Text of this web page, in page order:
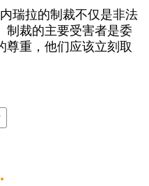
瑞拉的制裁不仅是非法
制裁的主要受害者是委
尊重，他们应该立刻取